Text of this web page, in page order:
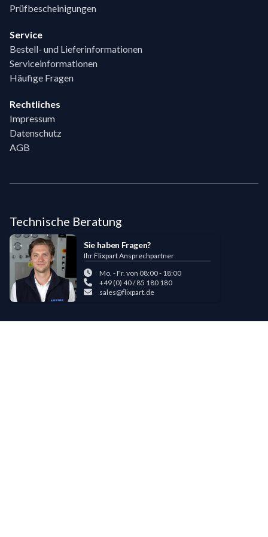
Prüfbescheinigungen
Service
Bestell- und Lieferinformationen
Serviceinformationen
Häufige Fragen
Rechtliches
Impressum
Datenschutz
AGB
Technische Beratung
Sie haben Fragen?
Ihr Flixpart Ansprechpartner
Mo. - Fr. von 08:00 - 18:00
+49 (0) 40 / 85 180 180
sales@flixpart.de
Zahlungsmöglichkeiten